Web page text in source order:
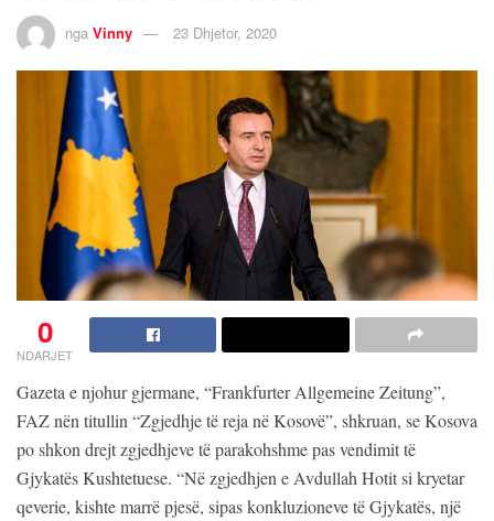
nga Vinny 23 Dhjetor, 2020
0
NDARJET
Gazeta e njohur gjermane, “Frankfurter Allgemeine Zeitung”,
FAZ nën titullin “Zgjedhje të reja në Kosovë”, shkruan, se Kosova
po shkon drejt zgjedhjeve të parakohshme pas vendimit të
Gjykatës Kushtetuese. “Në zgjedhjen e Avdullah Hotit si kryetar
qeverie, kishte marrë pjesë, sipas konkluzioneve të Gjykatës, një